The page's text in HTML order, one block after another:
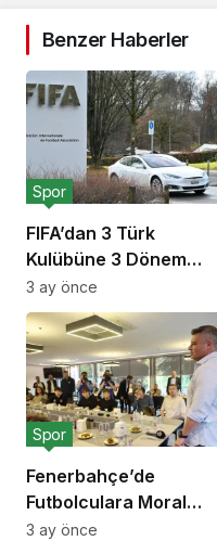
Benzer Haberler
FIFA’dan 3 Türk
Kulübüne 3 Dönem
Transfer Yasağı!
Spor
3 ay önce
Fenerbahçe’de
Futbolculara Moral
Yemeği!
Spor
3 ay önce